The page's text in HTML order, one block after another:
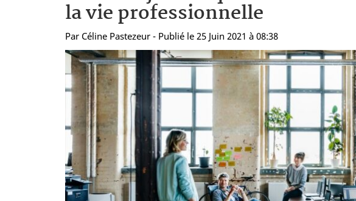
la vie professionnelle
Par Céline Pastezeur - Publié le 25 Juin 2021 à 08:38